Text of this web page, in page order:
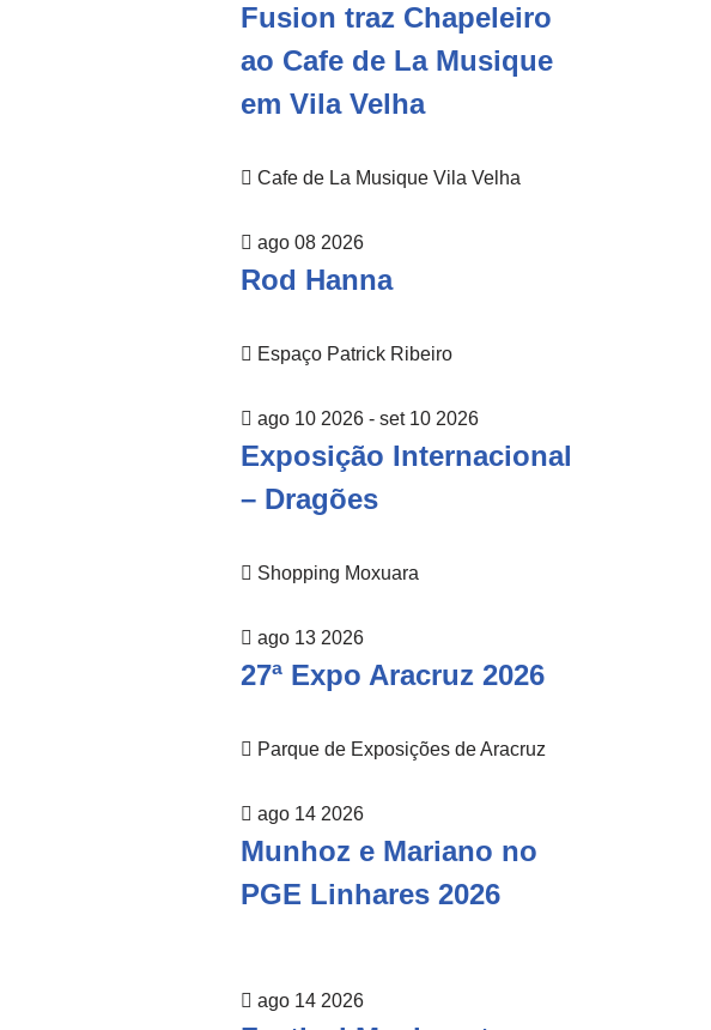
Fusion traz Chapeleiro
ao Cafe de La Musique
em Vila Velha
Cafe de La Musique Vila Velha
ago 08 2026
Rod Hanna
Espaço Patrick Ribeiro
ago 10 2026 - set 10 2026
Exposição Internacional
– Dragões
Shopping Moxuara
ago 13 2026
27ª Expo Aracruz 2026
Parque de Exposições de Aracruz
ago 14 2026
Munhoz e Mariano no
PGE Linhares 2026
ago 14 2026